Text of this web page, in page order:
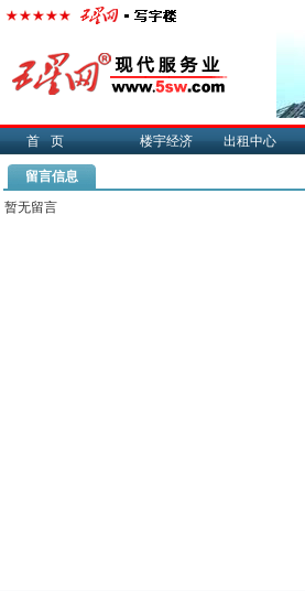
首页 楼宇经济 出租中心
留言信息
暂无留言